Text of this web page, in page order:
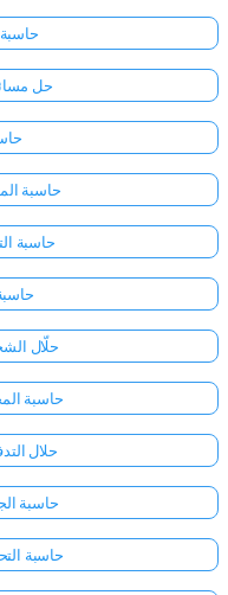
حل
حاسبة
حاسبة
حلّال
حاسبة
حلال
حاسبة
حاسبة